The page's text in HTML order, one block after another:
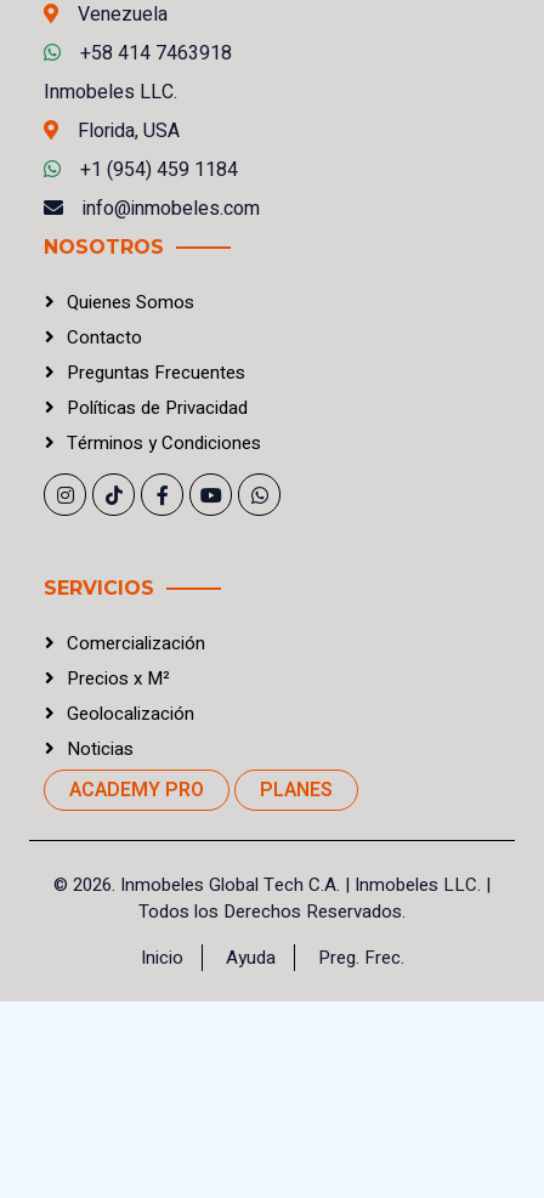
Venezuela
+58 414 7463918
Inmobeles LLC.
Florida, USA
+1 (954) 459 1184
info@inmobeles.com
NOSOTROS
Quienes Somos
Contacto
Preguntas Frecuentes
Políticas de Privacidad
Términos yCondiciones
SERVICIOS
Comercialización
Precios x M²
Geolocalización
Noticias
ACADEMY PRO PLANES
© 2026. Inmobeles Global Tech C.A. | Inmobeles LLC. |
Todos los Derechos Reservados.
Inicio
Ayuda Preg. Frec.